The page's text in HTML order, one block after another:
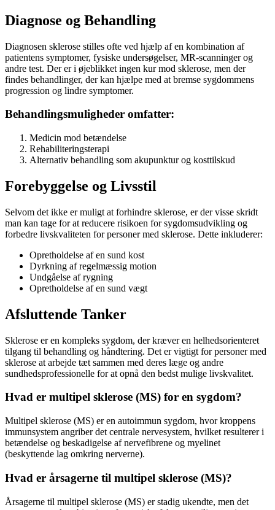
Diagnose og Behandling
Diagnosen sklerose stilles ofte ved hjælp af en kombination af
patientens symptomer, fysiske undersøgelser, MR-scanninger og
andre test. Der er i øjeblikket ingen kur mod sklerose, men der
findes behandlinger, der kan hjælpe med at bremse sygdommens
progression og lindre symptomer.
Behandlingsmuligheder omfatter:
Medicin mod betændelse
Rehabiliteringsterapi
Alternativ behandling som akupunktur og kosttilskud
Forebyggelse og Livsstil
Selvom det ikke er muligt at forhindre sklerose, er der visse skridt
man kan tage for at reducere risikoen for sygdomsudvikling og
forbedre livskvaliteten for personer med sklerose. Dette inkluderer:
Opretholdelse af en sund kost
Dyrkning af regelmæssig motion
Undgåelse af rygning
Opretholdelse af en sund vægt
Afsluttende Tanker
Sklerose er en kompleks sygdom, der kræver en helhedsorienteret
tilgang til behandling og håndtering. Det er vigtigt for personer med
sklerose at arbejde tæt sammen med deres læge og andre
sundhedsprofessionelle for at opnå den bedst mulige livskvalitet.
Hvad er multipel sklerose (MS) for en sygdom?
Multipel sklerose (MS) er en autoimmun sygdom, hvor kroppens
immunsystem angriber det centrale nervesystem, hvilket resulterer i
betændelse og beskadigelse af nervefibrene og myelinet
(beskyttende lag omkring nerverne).
Hvad er årsagerne til multipel sklerose (MS)?
Årsagerne til multipel sklerose (MS) er stadig ukendte, men det